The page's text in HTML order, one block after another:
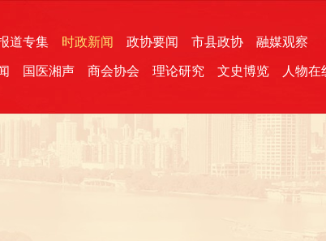
道专集 时政新闻 政协要闻 市县政协 融媒观察
国医湘声 商会协会 理论研究 文史博览 人物在